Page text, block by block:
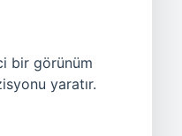
bir görünüm
yaratır.